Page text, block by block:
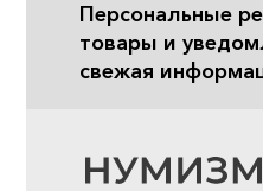
Персональные
товары и
свежая